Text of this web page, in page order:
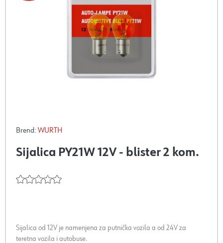
Brend: WURTH
Sijalica PY21W 12V - blister 2 kom.
Sijalica od 12V je namenjena za putnička vozila a od 24V za
teretna vozila i autobuse.